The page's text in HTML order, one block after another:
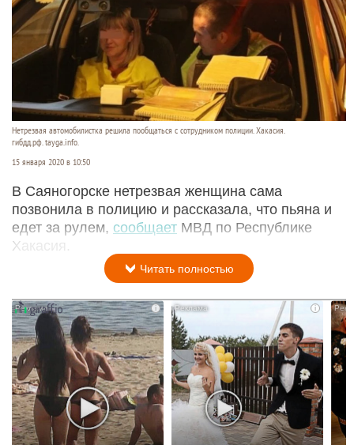
Нетрезвая автомобилистка решила пообщаться с сотрудником полиции. Хакасия.
гибдд.рф. tayga.info.
15 января 2020 в 10:50
В Саяногорске нетрезвая женщина сама
позвонила в полицию и рассказала, что пьяна и
едет за рулем, сообщает МВД по Республике
Хакасия.
Читать полностью
i i